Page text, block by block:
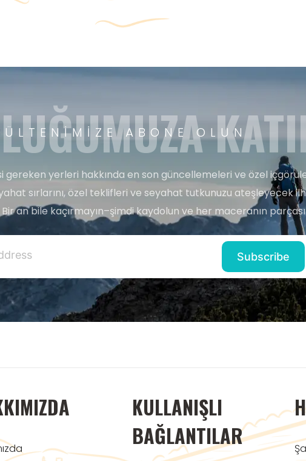
ABONE OLUN
gereken yerleri hakkında en son güncellemeleri ve özel
sırlarını, özel teklifleri ve seyahat tutkunuzu ateşleyecek
an bile kaçırmayın–şimdi kaydolun ve her maceranın
KULLANIŞLI
BAĞLANTILAR